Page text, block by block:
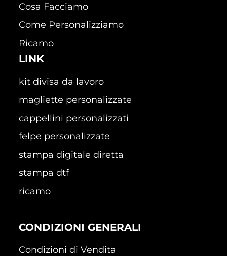
Cosa Facciamo
Come Personalizziamo
Ricamo
LINK
kit divisa da lavoro
magliette personalizzate
cappellini personalizzati
felpe personalizzate
stampa digitale diretta
stampa dtf
ricamo
CONDIZIONI GENERALI
Condizioni di Vendita